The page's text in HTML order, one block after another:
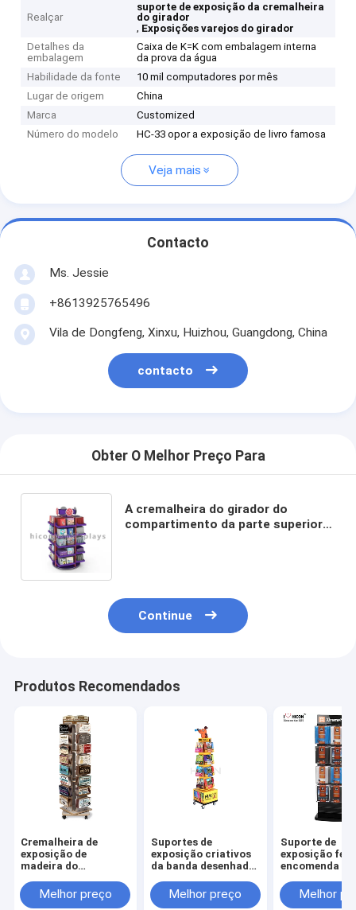
Realçar
suporte de exposição da cremalheira
do girador
, Exposições varejos do girador
Detalhes da
embalagem
Caixa de K=K com embalagem interna
da prova da água
Habilidade da fonte
10 mil computadores por mês
Lugar de origem
China
Marca
Customized
Número do modelo
HC-33 opor a exposição de livro famosa
Veja mais
Contacto
Ms. Jessie
+8613925765496
Vila de Dongfeng, Xinxu, Huizhou, Guangdong, China
contacto
Obter O Melhor Preço Para
A cremalheira do girador do
compartimento da parte superior
Continue
Produtos Recomendados
Cremalheira de
exposição de
madeira do
carro da cremalheira
de exposição do
Melhor preço
Suportes de
exposição criativos
da banda desenhada
do assoalho da
cremalheira de
Melhor preço
Suporte de
exposição
encomenda
madeira da
cremalheira
Melhor